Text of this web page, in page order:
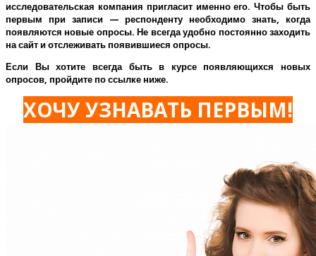
исследовательская компания пригласит именно его.Чтобы быть
первым при записи — респонденту необходимо знать, когда
появляются новые опросы. Не всегда удобно постоянно заходить
на сайт и отслеживать появившиеся опросы.
Если Вы хотите всегда быть в курсе появляющихся новых
опросов, пройдите по ссылке ниже.
ХОЧУ УЗНАВАТЬ ПЕРВЫМ!